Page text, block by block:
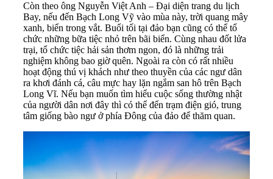
Còn theo ông Nguyễn Việt Anh – Đại diện trang du lịch
Bay, nếu đến Bạch Long Vỹ vào mùa này, trời quang mây
xanh, biển trong vắt. Buổi tối tại đảo bạn cũng có thể tổ
chức những bữa tiệc nhỏ trên bãi biển. Cùng nhau đốt lửa
trại, tổ chức tiệc hải sản thơm ngon, đó là những trải
nghiệm không bao giờ quên. Ngoài ra còn có rất nhiều
hoạt động thú vị khách như theo thuyền của các ngư dân
ra khơi đánh cá, câu mực hay lặn ngắm san hô trên Bạch
Long Vĩ. Nếu bạn muốn tìm hiểu cuộc sống thường nhật
của người dân nơi đây thì có thể đến trạm điện gió, trung
tâm giống bào ngư ở phía Đông của đảo để thăm quan.